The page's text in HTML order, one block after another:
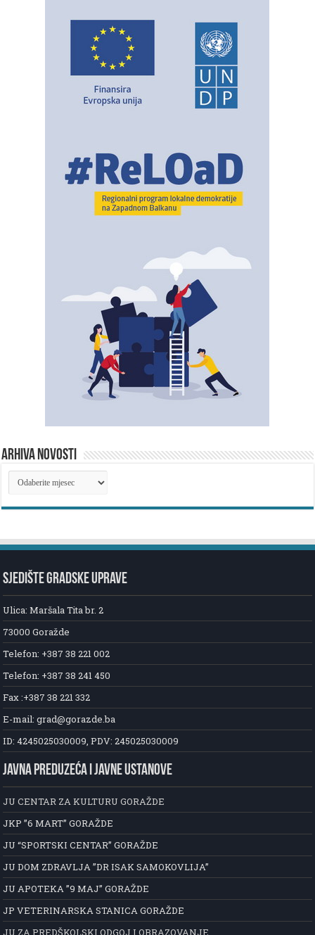
ARHIVA NOVOSTI
ARHIVA
NOVOSTI
SJEDIŠTE GRADSKE UPRAVE
Ulica: Maršala Tita br. 2
73000 Goražde
Telefon: +387 38 221 002
Telefon: +387 38 241 450
Fax :+387 38 221 332
E-mail: grad@gorazde.ba
ID: 4245025030009, PDV: 245025030009
JAVNA PREDUZEĆA I JAVNE USTANOVE
JU CENTAR ZA KULTURU GORAŽDE
JKP ”6 MART” GORAŽDE
JU “SPORTSKI CENTAR” GORAŽDE
JU DOM ZDRAVLJA ”DR ISAK SAMOKOVLIJA”
JU APOTEKA ”9 MAJ” GORAŽDE
JP VETERINARSKA STANICA GORAŽDE
JU ZA PREDŠKOLSKI ODGOJ I OBRAZOVANJE